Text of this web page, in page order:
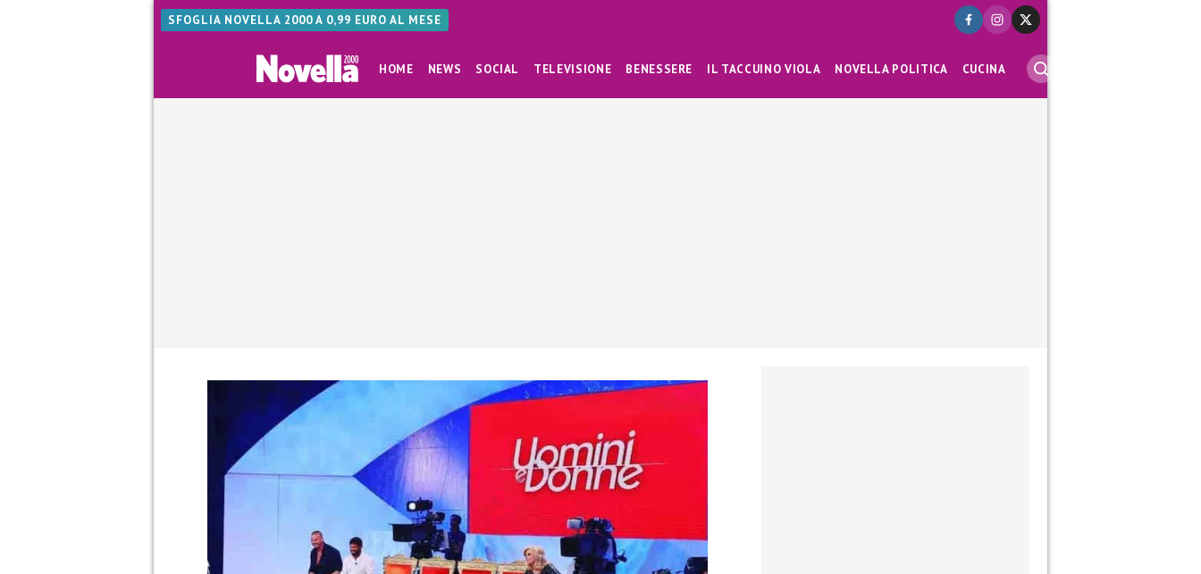
SFOGLIA NOVELLA 2000 A 0,99 EURO AL MESE
HOME NEWS SOCIAL TELEVISIONE BENESSERE IL TACCUINO VIOLA NOVELLA POLITICA CUCINA